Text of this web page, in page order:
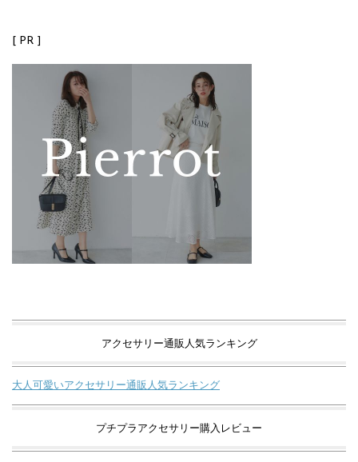
[ PR ]
アクセサリー通販人気ランキング
大人可愛いアクセサリー通販人気ランキング
プチプラアクセサリー購入レビュー